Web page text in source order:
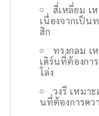
สี่เหลี่ยม เ
เนื่องจากเป็น
สิก
ทรงกลม เ
เดิร์นที่ต้องกา
โล่ง
วงรี เหมา
นที่ต้องการค